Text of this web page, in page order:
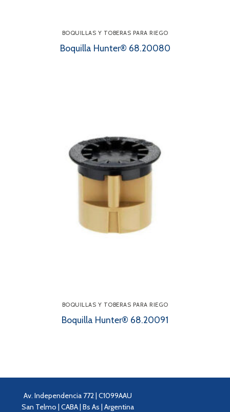
BOQUILLAS Y TOBERAS PARA RIEGO
Boquilla Hunter® 68.20080
BOQUILLAS Y TOBERAS PARA RIEGO
Boquilla Hunter® 68.20091
Av. Independencia 772 | C1099AAU
San Telmo | CABA | Bs As | Argentina